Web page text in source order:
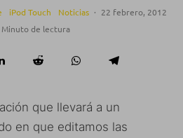
iPod Touch Noticias · 22 febrero, 2012
Minuto de lectura
que llevará a un
en que editamos las